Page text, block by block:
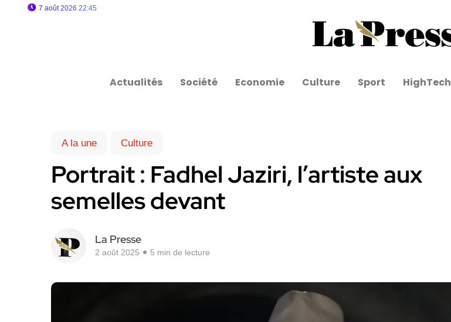
7 août 2026 22:45
Actualités Société Economie Culture Sport HighTech
A la une Culture
Portrait : Fadhel Jaziri, l’artiste aux
semelles devant
La Presse
2 août 2025 5 min de lecture